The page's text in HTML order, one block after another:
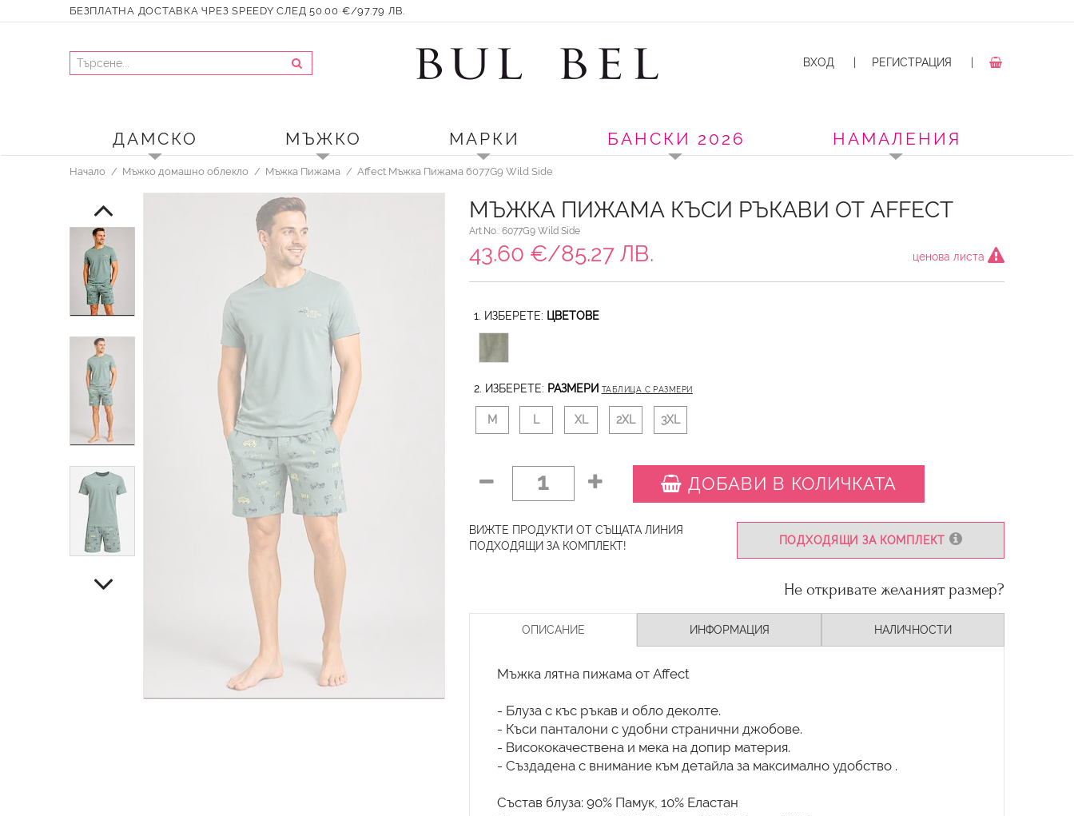
БЕЗПЛАТНА ДОСТАВКА ЧРЕЗ SPEEDY СЛЕД 50.00 €/97.79 ЛВ.
ВХОД РЕГИСТРАЦИЯ
ДАМСКО МЪЖКО МАРКИ БАНСКИ 2026 НАМАЛЕНИЯ
Начало Мъжко домашно облекло Мъжка Пижама Affect Мъжка Пижама 6077G9 Wild Side
МЪЖКА ПИЖАМА КЪСИ РЪКАВИ ОТ AFFECT
Art.No.: 6077G9 Wild Side
43.60 €/85.27 ЛВ. ценова листа
1. ИЗБЕРЕТЕ: ЦВЕТОВЕ
2. ИЗБЕРЕТЕ: РАЗМЕРИ ТАБЛИЦА С РАЗМЕРИ
M L XL 2XL 3XL
1 ДОБАВИ В КОЛИЧКАТА
ПОДХОДЯЩИ ЗА КОМПЛЕКТ
ВИЖТЕ ПРОДУКТИ ОТ СЪЩАТА ЛИНИЯ
ПОДХОДЯЩИ ЗА КОМПЛЕКТ!
Не откривате желаният размер?
ОПИСАНИЕ ИНФОРМАЦИЯ НАЛИЧНОСТИ
Мъжка лятна пижама от Affect
- Блуза с къс ръкав и обло деколте.
- Къси панталони с удобни странични джобове.
- Висококачествена и мека на допир материя.
- Създадена с внимание към детайла за максимално удобство .
Състав блуза: 90% Памук, 10% Еластан